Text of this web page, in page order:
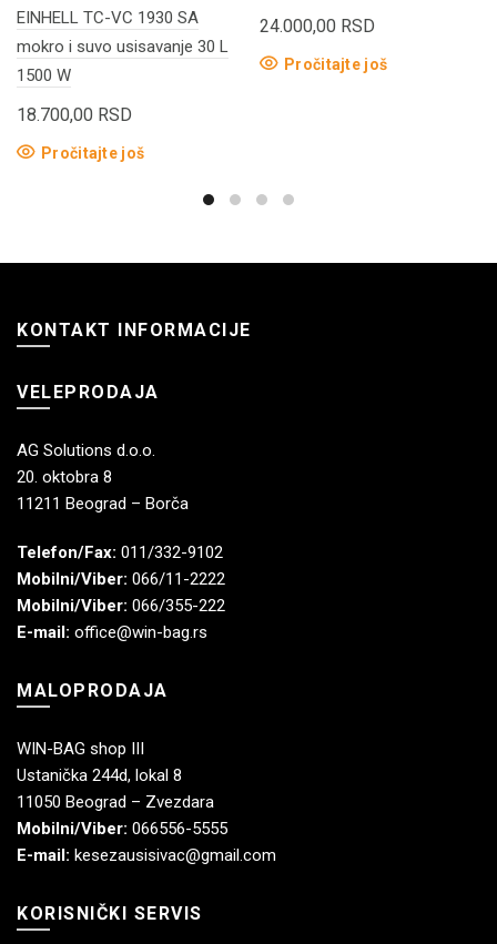
EINHELL TC-VC 1930 SA
mokro i suvo usisavanje 30 L
1500 W
18.700,00 RSD
Pročitajte još
24.000,00 RSD
Pročitajte još
KONTAKT INFORMACIJE
VELEPRODAJA
AG Solutions d.o.o.
20. oktobra 8
11211 Beograd – Borča
Telefon/Fax: 011/332-9102
Mobilni/Viber: 066/11-2222
Mobilni/Viber: 066/355-222
E-mail: office@win-bag.rs
MALOPRODAJA
WIN-BAG shop III
Ustanička 244d, lokal 8
11050 Beograd – Zvezdara
Mobilni/Viber: 066556-5555
E-mail: kesezausisivac@gmail.com
KORISNIČKI SERVIS